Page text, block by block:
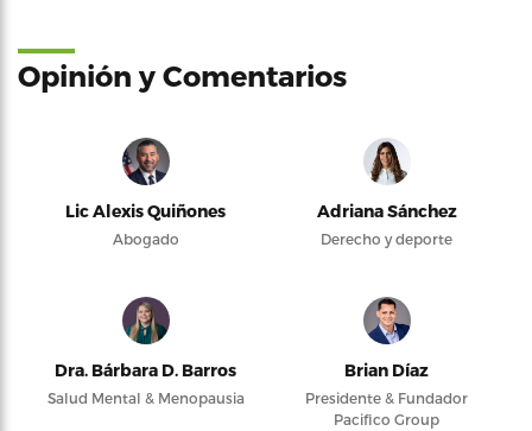
Opinión y Comentarios
Lic Alexis Quiñones
Abogado
Adriana Sánchez
Derecho y deporte
Dra. Bárbara D. Barros
Salud Mental & Menopausia
Brian Díaz
Presidente & Fundador
Pacifico Group